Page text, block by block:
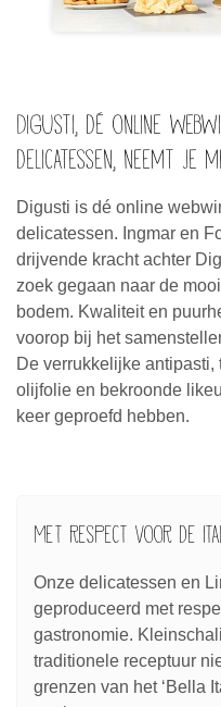
Digusti, dé online
delicatessen, neemt je
Digusti is dé online
delicatessen. Ingmar en
drijvende kracht achter
zoek gegaan naar de
bodem. Kwaliteit en
voorop bij het
De verrukkelijke
olijfolie en bekroonde
keer geproefd hebben.
Met respect voor de
Onze delicatessen en
geproduceerd met
gastronomie.
traditionele receptuur
grenzen van het ‘Bella